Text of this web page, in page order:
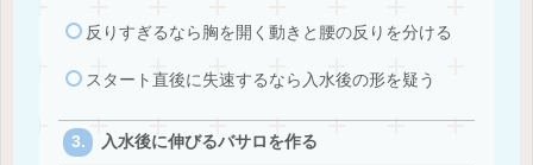
反りすぎるなら胸を開く動きと腰の反りを分ける
スタート直後に失速するなら入水後の形を疑う
入水後に伸びるバサロを作る